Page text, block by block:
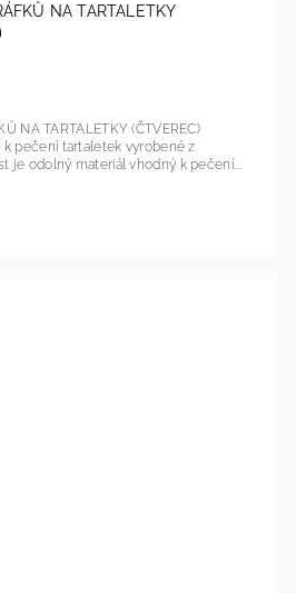
NA TARTALETKY
NA TARTALETKY (ČTVEREC)
pečení tartaletek vyrobené z
je odolný materiál vhodný k pečení...